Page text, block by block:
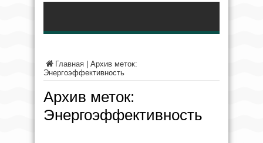
Главная
Архив меток:
Энергоэффективность
Архив меток:
Энергоэффективность